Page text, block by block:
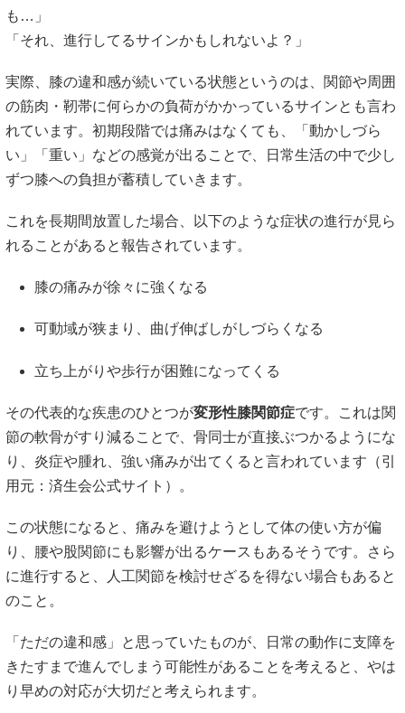
も…」
「それ、進行してるサインかもしれないよ？」
実際、膝の違和感が続いている状態というのは、関節や周囲
の筋肉・靭帯に何らかの負荷がかかっているサインとも言わ
れています。初期段階では痛みはなくても、「動かしづら
い」「重い」などの感覚が出ることで、日常生活の中で少し
ずつ膝への負担が蓄積していきます。
これを長期間放置した場合、以下のような症状の進行が見ら
れることがあると報告されています。
膝の痛みが徐々に強くなる
可動域が狭まり、曲げ伸ばしがしづらくなる
立ち上がりや歩行が困難になってくる
その代表的な疾患のひとつが変形性膝関節症です。これは関
節の軟骨がすり減ることで、骨同士が直接ぶつかるようにな
り、炎症や腫れ、強い痛みが出てくると言われています（引
用元： 済生会公式サイト ）。
この状態になると、痛みを避けようとして体の使い方が偏
り、腰や股関節にも影響が出るケースもあるそうです。さら
に進行すると、人工関節を検討せざるを得ない場合もあると
のこと。
「ただの違和感」と思っていたものが、日常の動作に支障を
きたすまで進んでしまう可能性があることを考えると、やは
り早めの対応が大切だと考えられます。